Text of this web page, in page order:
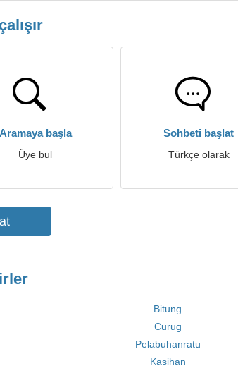
Aramaya başla
Üye bul
Sohbeti başlat
Türkçe olarak
Bitung
Curug
Pelabuhanratu
Kasihan